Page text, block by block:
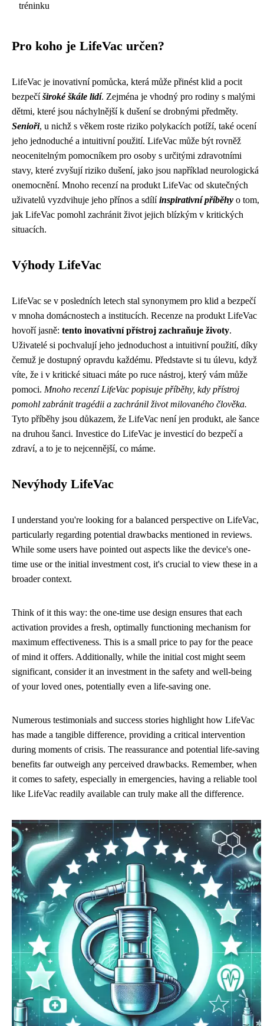
tréninku
Pro koho je LifeVac určen?
LifeVac je inovativní pomůcka, která může přinést klid a pocit
bezpečíširoké škále lidí. Zejména je vhodný pro rodiny s malými
dětmi, které jsou náchylnější k dušení se drobnými předměty.
Senioři, u nichž s věkem roste riziko polykacích potíží, také ocení
jeho jednoduché a intuitivní použití. LifeVac může být rovněž
neocenitelným pomocníkem pro osoby s určitými zdravotními
stavy, které zvyšují riziko dušení, jako jsou například neurologická
onemocnění. Mnoho recenzí na produkt LifeVac od skutečných
uživatelů vyzdvihuje jeho přínos a sdílíinspirativní příběhy o tom,
jak LifeVac pomohl zachránit život jejich blízkým v kritických
situacích.
Výhody LifeVac
LifeVac se v posledních letech stal synonymem pro klid a bezpečí
v mnoha domácnostech a institucích. Recenze na produkt LifeVac
hovoří jasně: tento inovativní přístroj zachraňuje životy.
Uživatelé si pochvalují jeho jednoduchost a intuitivní použití, díky
čemuž je dostupný opravdu každému. Představte si tu úlevu, když
víte, že i v kritické situaci máte po ruce nástroj, který vám může
pomoci. Mnoho recenzí LifeVac popisuje příběhy, kdy přístroj
pomohl zabránit tragédii a zachránil život milovaného člověka.
Tyto příběhy jsou důkazem, že LifeVac není jen produkt, ale šance
na druhou šanci. Investice do LifeVac je investicí do bezpečí a
zdraví, a to je to nejcennější, co máme.
Nevýhody LifeVac
I understand you're looking for a balanced perspective on LifeVac,
particularly regarding potential drawbacks mentioned in reviews.
While some users have pointed out aspects like the device's one-
time use or the initial investment cost, it's crucial to view these in a
broader context.
Think of it this way: the one-time use design ensures that each
activation provides a fresh, optimally functioning mechanism for
maximum effectiveness. This is a small price to pay for the peace
of mind it offers. Additionally, while the initial cost might seem
significant, consider it an investment in the safety and well-being
of your loved ones, potentially even a life-saving one.
Numerous testimonials and success stories highlight how LifeVac
has made a tangible difference, providing a critical intervention
during moments of crisis. The reassurance and potential life-saving
benefits far outweigh any perceived drawbacks. Remember, when
it comes to safety, especially in emergencies, having a reliable tool
like LifeVac readily available can truly make all the difference.